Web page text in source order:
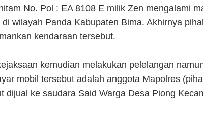
No. Pol : EA 8108 E milik Zen mengalami
di wilayah Panda Kabupaten Bima. Akhirnya
kendaraan tersebut.
kemudian melakukan pelelangan
mobil tersebut adalah anggota Mapolres
dijual ke saudara Said Warga Desa Piong